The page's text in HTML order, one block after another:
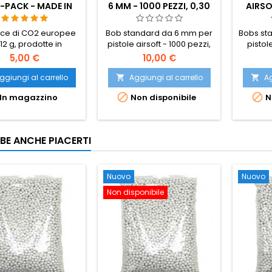
PACK - MADE IN
EU, QUALITÀ
PREMIUM
di CO2 europee
g, prodotte in
- le migliori sul
airsoft. Più colpi
rispetto alle
importazioni
costante,
da 5, adatta a
a CO2.
5,00 €
al carrello
In magazzino
6 MM - 1000 PEZZI, 0,30
G, PER UN TIRO PRECISO
Bob standard da 6 mm per
pistole airsoft - 1000 pezzi,
0,30 g, la migliore qualità
per un tiro preciso. Migliore
qualità rispetto ai BB
standard, migliore
precisione e affidabilità,
precise. Confezionato in un
10,00 €
 Aggiungi al carrello
 Non disponibile
0,2
Bobs


ANCHE PIACERTI
Nuovo
Non disponibile
Nuovo